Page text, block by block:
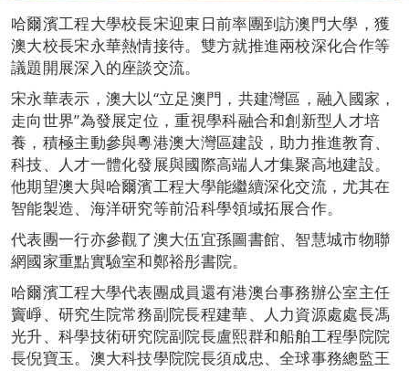
哈爾濱工程大學校長宋迎東日前率團到訪澳門大學，獲
澳大校長宋永華熱情接待。雙方就推進兩校深化合作等
議題開展深入的座談交流。
宋永華表示，澳大以“立足澳門，共建灣區，融入國家，
走向世界”為發展定位，重視學科融合和創新型人才培
養，積極主動參與粵港澳大灣區建設，助力推進教育、
科技、人才一體化發展與國際高端人才集聚高地建設。
他期望澳大與哈爾濱工程大學能繼續深化交流，尤其在
智能製造、海洋研究等前沿科學領域拓展合作。
代表團一行亦參觀了澳大伍宜孫圖書館、智慧城市物聯
網國家重點實驗室和鄭裕彤書院。
哈爾濱工程大學代表團成員還有港澳台事務辦公室主任
竇崢、研究生院常務副院長程建華、人力資源處處長馮
光升、科學技術研究院副院長盧熙群和船舶工程學院院
長倪寶玉。澳大科技學院院長須成忠、全球事務總監王